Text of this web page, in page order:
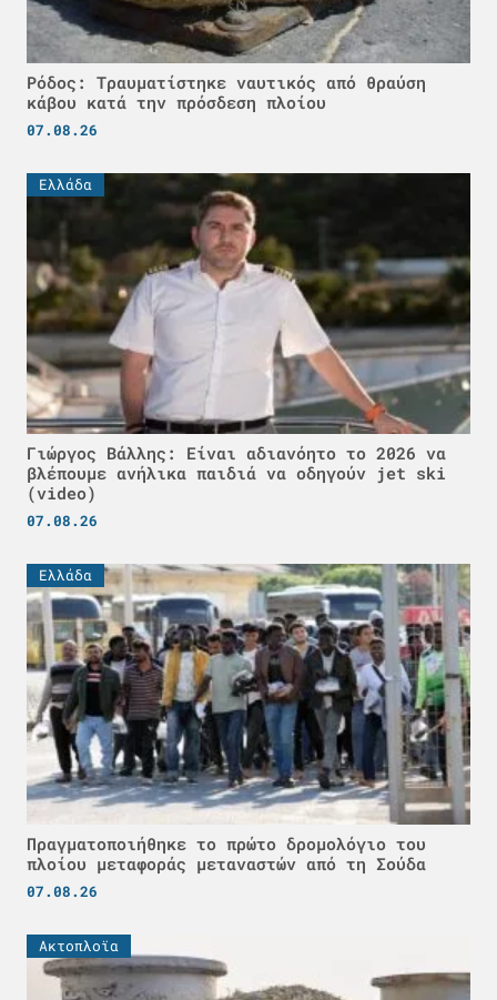
Ρόδος: Τραυματίστηκε ναυτικός από θραύση
κάβου κατά την πρόσδεση πλοίου
07.08.26
Ελλάδα
Γιώργος Βάλλης: Είναι αδιανόητο το 2026 να
βλέπουμε ανήλικα παιδιά να οδηγούν jet ski
(video)
07.08.26
Ελλάδα
Πραγματοποιήθηκε το πρώτο δρομολόγιο του
πλοίου μεταφοράς μεταναστών από τη Σούδα
07.08.26
Ακτοπλοϊα